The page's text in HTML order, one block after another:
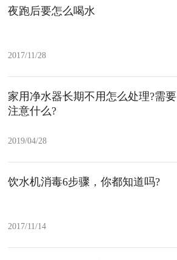
夜跑后要怎么喝水
2017/11/28
家用净水器长期不用怎么处理?需要
注意什么?
2019/04/28
饮水机消毒6步骤，你都知道吗?
2017/11/14